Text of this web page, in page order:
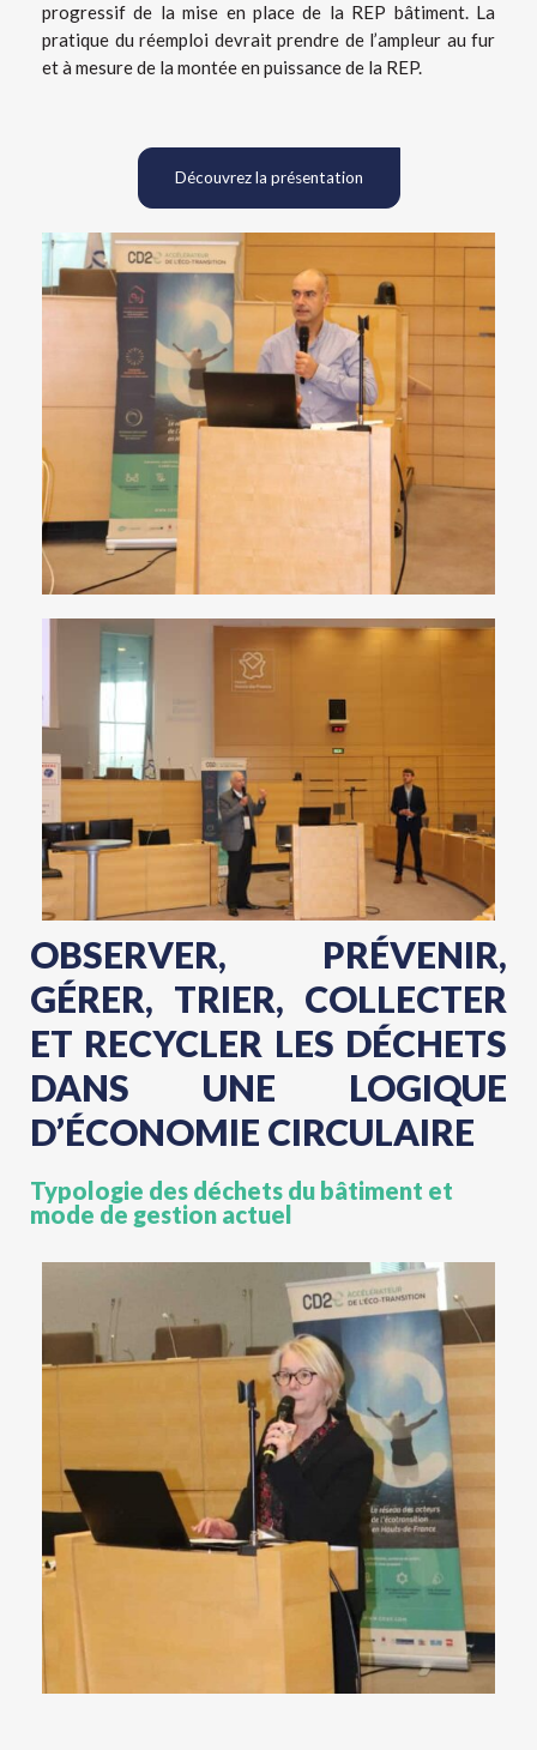
progressif de la mise en place de la REP bâtiment. La
pratique du réemploi devrait prendre de l’ampleur au fur
et à mesure de la montée en puissance de la REP.
Découvrez la présentation
OBSERVER, PRÉVENIR,
GÉRER, TRIER, COLLECTER
ET RECYCLER LES DÉCHETS
DANS UNE LOGIQUE
D’ÉCONOMIE CIRCULAIRE
Typologie des déchets du bâtiment et
mode de gestion actuel